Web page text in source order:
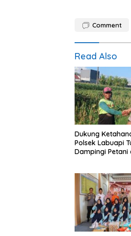
Comment
Read Also
Dukung
Polsek Labuapi
Dampingi Petani